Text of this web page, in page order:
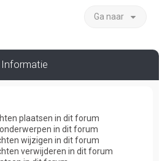
Ga naar
Informatie
plaatsen in dit forum
in dit forum
wijzigen in dit forum
verwijderen in dit forum